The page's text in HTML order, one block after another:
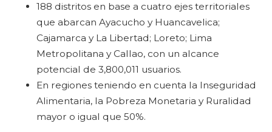
188 distritos en base a cuatro ejes territoriales
que abarcan Ayacucho y Huancavelica;
Cajamarca y La Libertad; Loreto; Lima
Metropolitana y Callao, con un alcance
potencial de 3,800,011 usuarios.
En regiones teniendo en cuenta la Inseguridad
Alimentaria, la Pobreza Monetaria y Ruralidad
mayor o igual que 50%.